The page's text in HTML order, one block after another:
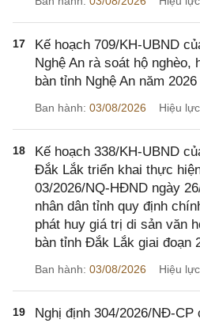
17
Kế hoạch 709/KH-UBND
Nghệ An rà soát hộ nghèo,
bàn tỉnh Nghệ An năm 2026
Ban hành: 03/08/2026 Hiệu
18
Kế hoạch 338/KH-UBND
Đắk Lắk triển khai thực
03/2026/NQ-HĐND ngày
nhân dân tỉnh quy định
phát huy giá trị di sản văn
bàn tỉnh Đắk Lắk giai đoạn
Ban hành: 03/08/2026 Hiệu
19
Nghị định 304/2026/NĐ-CP